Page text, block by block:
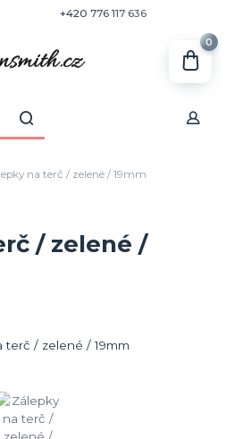
+420 776 117 636
0
na terč / zelené / 19mm
/ zelené /